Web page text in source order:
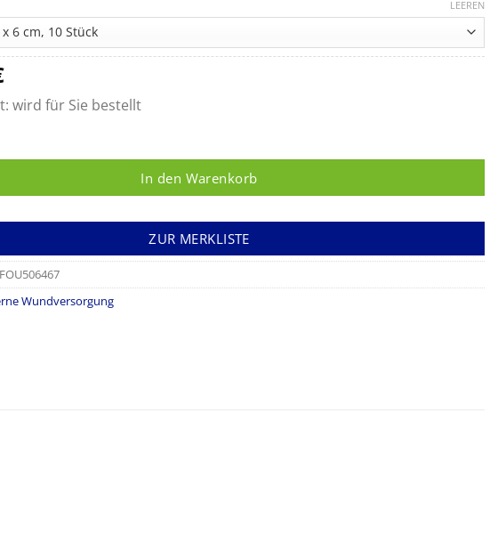
255,06 €
LEEREN
wird für Sie bestellt
In den Warenkorb
ZUR MERKLISTE
FOU506467
Wundversorgung